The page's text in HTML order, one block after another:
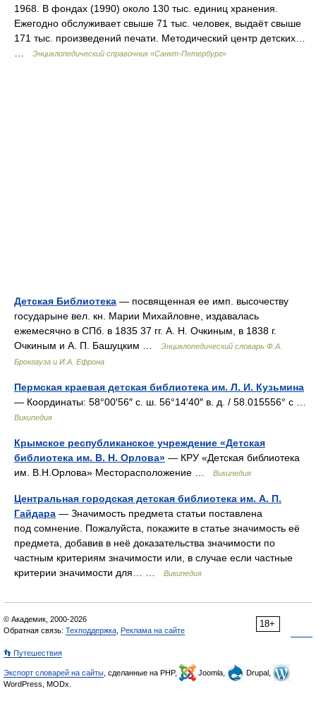
1968. В фондах (1990) около 130 тыс. единиц хранения.
Ежегодно обслуживает свыше 71 тыс. человек, выдаёт свыше
171 тыс. произведений печати. Методический центр детских…
Энциклопедический справочник «Санкт-Петербург»
Детская Библиотека — посвященная ее имп. высочеству
государыне вел. кн. Марии Михайловне, издавалась
ежемесячно в СПб. в 1835 37 гг. А. Н. Очкиным, в 1838 г.
Очкиным и А. П. Башуцким …
Энциклопедический словарь Ф.А.
Брокгауза и И.А. Ефрона
Пермская краевая детская библиотека им. Л. И. Кузьмина
— Координаты: 58°00′56″ с. ш. 56°14′40″ в. д. / 58.015556° с …
Википедия
Крымское республиканское учреждение «Детская
библиотека им. В. Н. Орлова» — КРУ «Детская библиотека
им. В.Н.Орлова» Месторасположение …
Википедия
Центральная городская детская библиотека им. А. П.
Гайдара — Значимость предмета статьи поставлена
под сомнение. Пожалуйста, покажите в статье значимость её
предмета, добавив в неё доказательства значимости по
частным критериям значимости или, в случае если частные
критерии значимости для… …
Википедия
18+
© Академик, 2000-2026
Обратная связь: Техподдержка Реклама на сайте
👣 Путешествия
Экспорт словарей на сайты , сделанные на PHP, Joomla,
Drupal,
WordPress, MODx.